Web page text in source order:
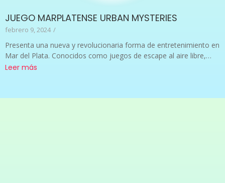
JUEGO MARPLATENSE URBAN MYSTERIES
febrero 9, 2024 /
Presenta una nueva y revolucionaria forma de entretenimiento en
Mar del Plata. Conocidos como juegos de escape al aire libre,…
Leer más